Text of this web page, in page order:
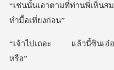
เห็นส
นเอ๋